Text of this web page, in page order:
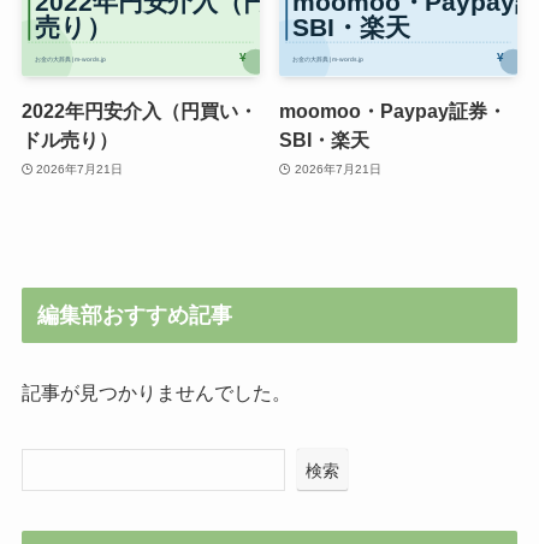
2022年円安介入（円買い・
ドル売り）
2026年7月21日
moomoo・Paypay証券・
SBI・楽天
2026年7月21日
編集部おすすめ記事
記事が見つかりませんでした。
検索